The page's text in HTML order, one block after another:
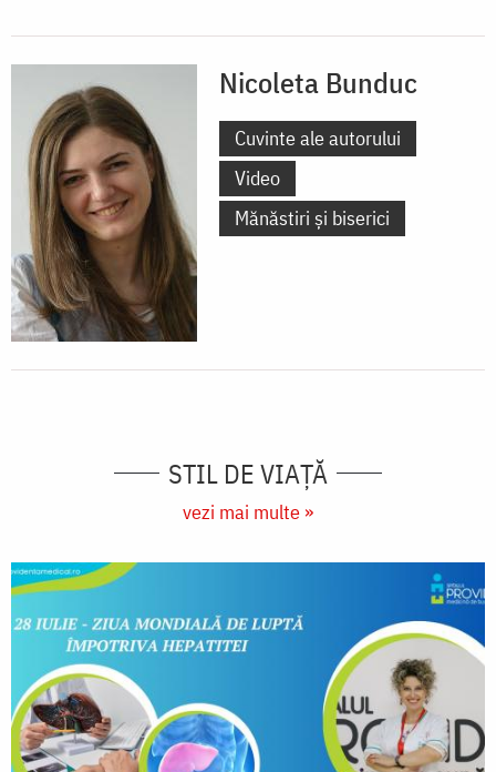
Nicoleta Bunduc
Cuvinte ale autorului
Video
Mănăstiri și biserici
STIL DE VIAŢĂ
vezi mai multe »